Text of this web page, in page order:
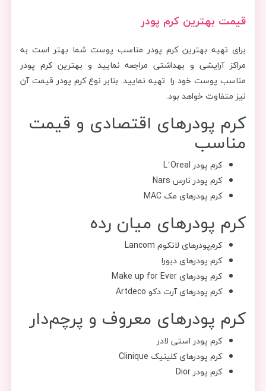
قیمت بهترین کرم پودر
برای تهیه بهترین کرم پودر مناسب پوست شما بهتر است به
مراکز آرایشی و بهداشتی مراجعه نمایید و بهترین کرم پودر
مناسب پوست خود را تهیه نمایید. بنابر نوع کرم پودر قیمت آن
نیز متفاوت خواهد بود.
کرم ‌پودرهای اقتصادی و قیمت
مناسب
کرم پودر L’Oreal
کرم‌ پودر نارس Nars
کرم‌ پودرهای مک MAC
کرم پودرهای میان رده
کرم‌پودرهای لانکوم Lancom
کرم پودرهای دبورا
کرم ‌پودرهای Make up for Ever
کرم ‌پودرهای آرت دکو Artdeco
کرم‌ پودرهای معروف و پرچم‌دار
کرم پودر استی لادر
کرم‌ پودرهای کلینیک Clinique
کرم پودر Dior